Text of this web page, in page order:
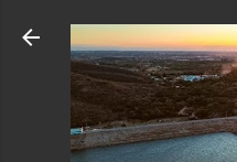
Pular para o